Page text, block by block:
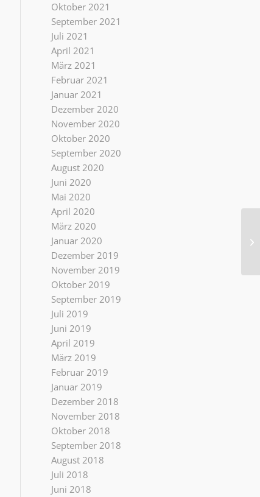
Oktober 2021
September 2021
Juli 2021
April 2021
März 2021
Februar 2021
Januar 2021
Dezember 2020
November 2020
Oktober 2020
September 2020
August 2020
Juni 2020
Mai 2020
April 2020
März 2020
Januar 2020
Dezember 2019
November 2019
Oktober 2019
September 2019
Juli 2019
Juni 2019
April 2019
März 2019
Februar 2019
Januar 2019
Dezember 2018
November 2018
Oktober 2018
September 2018
August 2018
Juli 2018
Juni 2018